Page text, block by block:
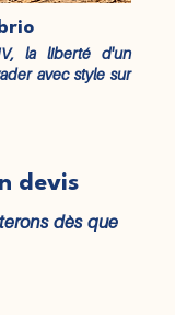
la liberté d'un
avec style sur
devis
dès que